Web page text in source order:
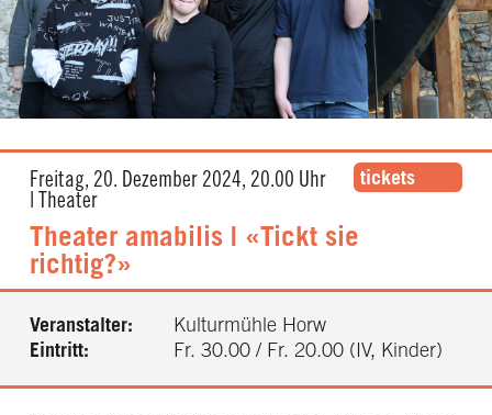
Freitag, 20. Dezember 2024, 20.00 Uhr
| Theater
Theater amabilis | «Tickt sie
richtig?»
tickets
Veranstalter:
Kulturmühle Horw
Eintritt:
Fr. 30.00 / Fr. 20.00 (IV, Kinder)